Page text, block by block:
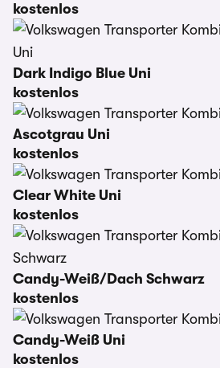
kostenlos
Dark Indigo Blue Uni
kostenlos
Ascotgrau Uni
kostenlos
Clear White Uni
kostenlos
Candy-Weiß/Dach Schwarz
kostenlos
Candy-Weiß Uni
kostenlos